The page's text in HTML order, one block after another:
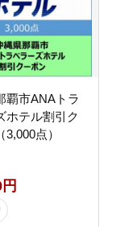
覇市ANAトラ
ホテル割引ク
3,000点）